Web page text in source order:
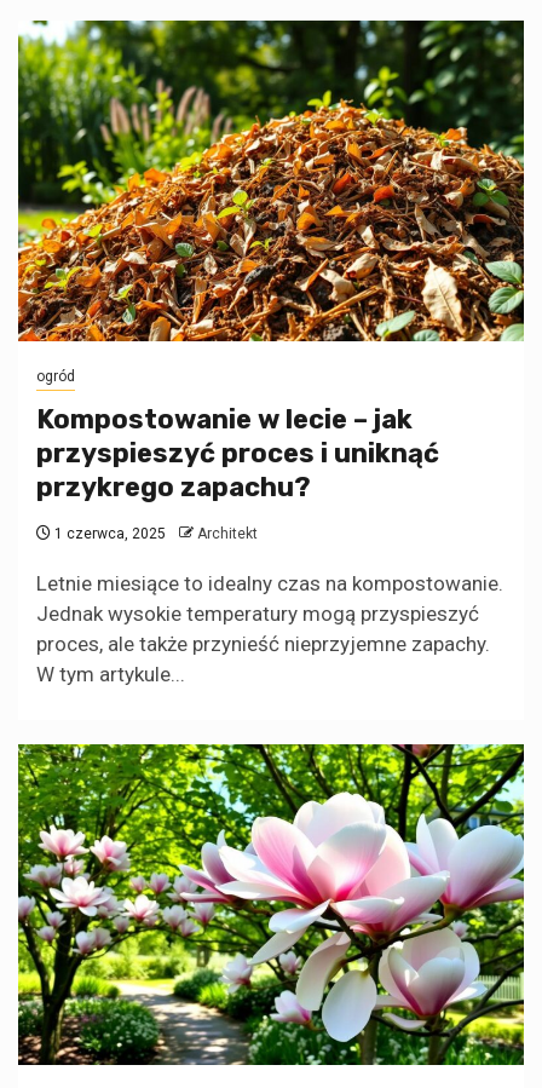
ogród
Kompostowanie w lecie – jak
przyspieszyć proces i uniknąć
przykrego zapachu?
1 czerwca, 2025 Architekt
Letnie miesiące to idealny czas na kompostowanie.
Jednak wysokie temperatury mogą przyspieszyć
proces, ale także przynieść nieprzyjemne zapachy.
W tym artykule...